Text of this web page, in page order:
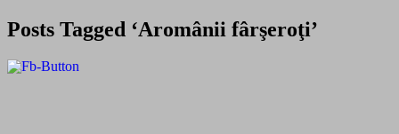
Posts Tagged ‘Aromânii fârşeroţi’